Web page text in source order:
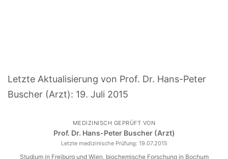
Letzte Aktualisierung von Prof. Dr. Hans-Peter
Buscher (Arzt): 19. Juli 2015
MEDIZINISCH GEPRÜFT VON
Prof. Dr. Hans-Peter Buscher (Arzt)
Letzte medizinische Prüfung: 19.07.2015
Studium in Freiburg und Wien, biochemische Forschung in Bochum